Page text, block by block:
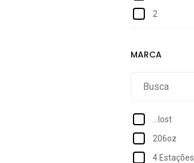
2
8
14
...lost
206oz
4 Estações